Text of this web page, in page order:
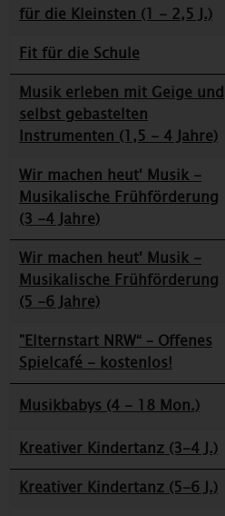
für die Kleinsten (1 - 2,5 J.)
Fit für die Schule
Musik erleben mit Geige und
selbst gebastelten
Instrumenten (1,5 - 4 Jahre)
Wir machen heut' Musik -
Musikalische Frühförderung
(3 -4 Jahre)
Wir machen heut' Musik -
Musikalische Frühförderung
(5 -6 Jahre)
"Elternstart NRW“ – Offenes
Spielcafé - kostenlos!
Musikbabys (4 - 18 Mon.)
Kreativer Kindertanz (3-4 J.)
Kreativer Kindertanz (5-6 J.)